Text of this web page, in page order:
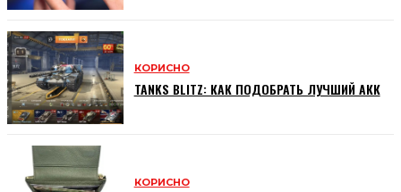
КОРИСНО
TANKS BLITZ: КАК ПОДОБРАТЬ ЛУЧШИЙ АКК
КОРИСНО